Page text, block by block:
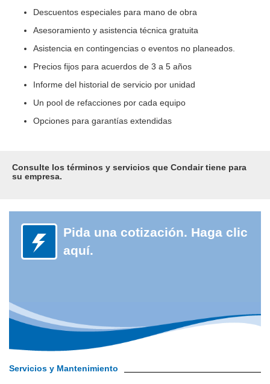
Descuentos especiales para mano de obra
Asesoramiento y asistencia técnica gratuita
Asistencia en contingencias o eventos no planeados.
Precios fijos para acuerdos de 3 a 5 años
Informe del historial de servicio por unidad
Un pool de refacciones por cada equipo
Opciones para garantías extendidas
Consulte los términos y servicios que Condair tiene para
su empresa.
Pida una cotización. Haga clic
aquí.
Servicios y Mantenimiento